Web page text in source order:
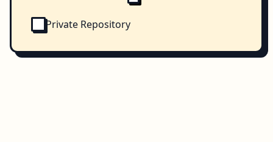
Private Repository